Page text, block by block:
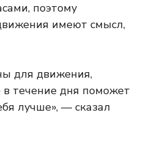
поэтому
имеют смысл,
для движения,
течение дня поможет
лучше», — сказал